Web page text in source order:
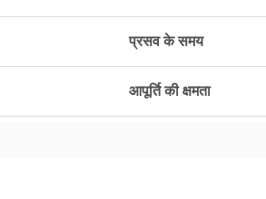
प्रसव के समय
आपूर्ति की क्षमता